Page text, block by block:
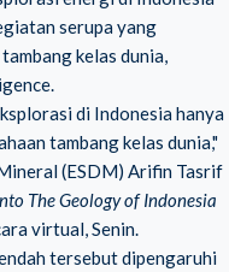
serupa yang
kelas dunia,
di Indonesia hanya
tambang kelas dunia,"
(ESDM) Arifin Tasrif
The Geology of Indonesia
virtual, Senin.
tersebut dipengaruhi